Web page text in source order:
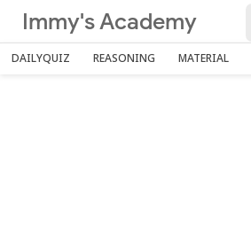
Immy's Academy
DAILYQUIZ REASONING MATERIAL